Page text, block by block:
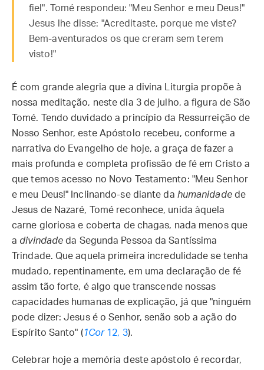
fiel". Tomé respondeu: "Meu Senhor e meu Deus!"
Jesus lhe disse: "Acreditaste, porque me viste?
Bem-aventurados os que creram sem terem
visto!"
É com grande alegria que a divina Liturgia propõe à
nossa meditação, neste dia 3 de julho, a figura de São
Tomé. Tendo duvidado a princípio da Ressurreição de
Nosso Senhor, este Apóstolo recebeu, conforme a
narrativa do Evangelho de hoje, a graça de fazer a
mais profunda e completa profissão de fé em Cristo a
que temos acesso no Novo Testamento: "Meu Senhor
e meu Deus!" Inclinando-se diante da humanidadede
Jesus de Nazaré, Tomé reconhece, unida àquela
carne gloriosa e coberta de chagas, nada menos que
a divindade da Segunda Pessoa da Santíssima
Trindade. Que aquela primeira incredulidade se tenha
mudado, repentinamente, em uma declaração de fé
assim tão forte, é algo que transcende nossas
capacidades humanas de explicação, já que "ninguém
pode dizer: Jesus é o Senhor, senão sob a ação do
Espírito Santo" (1Cor12, 3).
Celebrar hoje a memória deste apóstolo é recordar,